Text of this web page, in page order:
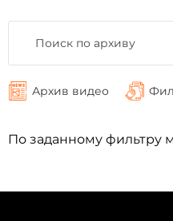
Архив видео
По заданному фильтру